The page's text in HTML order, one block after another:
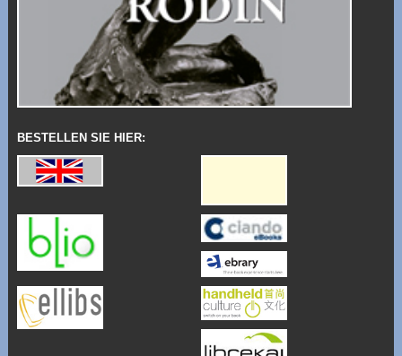
BESTELLEN SIE HIER: